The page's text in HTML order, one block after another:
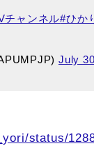
チャンネル#ひか
July
status/